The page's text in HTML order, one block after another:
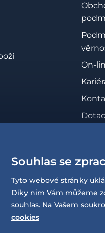
On-
Souhlas se
Tyto webové stránky
Díky nim Vám můžeme
souhlas. Na Vašem
cookies